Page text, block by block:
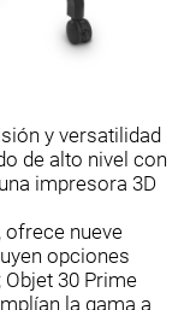
y versatilidad
de alto nivel con
impresora 3D
ofrece nueve
opciones
30 Prime
la gama a